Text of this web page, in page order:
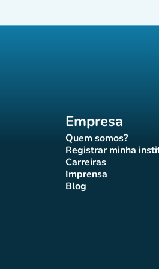
Empresa
Quem somos?
(novo
Registrar minha
(novo
Carreiras(novo separador)
Imprensa(novo separador)
Blog(novo separador)